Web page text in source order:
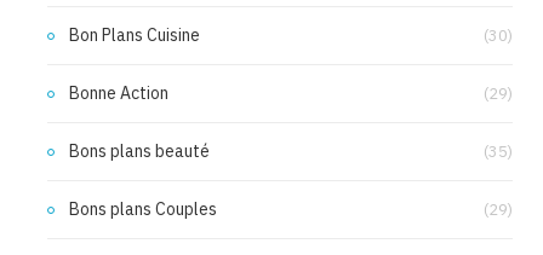
Bon Plans Cuisine (30)
Bonne Action (29)
Bons plans beauté (35)
Bons plans Couples (29)